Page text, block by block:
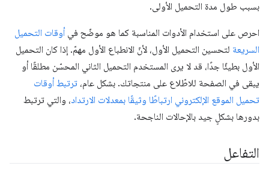
بسبب طول مدة التحميل الأولى.
احرص على استخدام الأدوات المناسبة كما هو موضّح في أوقات التحميل
السريعة لتحسين التحميل الأول، لأنّ الانطباع الأول مهمّ. إذا كان التحميل
الأول بطيئًا جدًا، قد لا يرى المستخدم التحميل الثاني المحسّن مطلقًا أو
يبقى في الصفحة للاطّلاع على منتجاتك. بشكل عام، ترتبط أوقات
تحميل الموقع الإلكتروني ارتباطًا وثيقًا بمعدلات الارتداد، والتي ترتبط
بدورها بشكلٍ جيد بالإحالات الناجحة.
التفاعل